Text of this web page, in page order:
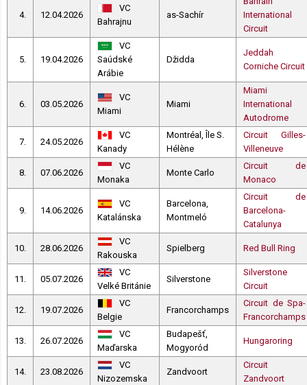
4. 12.04.2026
VC
Bahrajnu
as-Sachír
International
Circuit
5. 19.04.2026
VC
Saúdské
Arábie
Džidda
Jeddah
Corniche Circuit
6. 03.05.2026
VC
Miami
Miami
Miami
International
Autodrome
7. 24.05.2026
VC
Kanady
Montréal, Île S.
Hélène
Circuit Gilles-
Villeneuve
8. 07.06.2026
VC
Monaka
Monte Carlo
Circuit de
Monaco
9. 14.06.2026
VC
Katalánska
Barcelona,
Montmeló
Circuit de
Barcelona-
Catalunya
10. 28.06.2026
VC
Rakouska
Spielberg Red Bull Ring
11. 05.07.2026
VC
Velké Británie
Silverstone
Silverstone
Circuit
12. 19.07.2026
VC
Belgie
Francorchamps
Circuit de Spa-
Francorchamps
13. 26.07.2026
VC
Maďarska
Budapešť,
Mogyoród
Hungaroring
14. 23.08.2026
VC
Nizozemska
Zandvoort
Circuit
Zandvoort